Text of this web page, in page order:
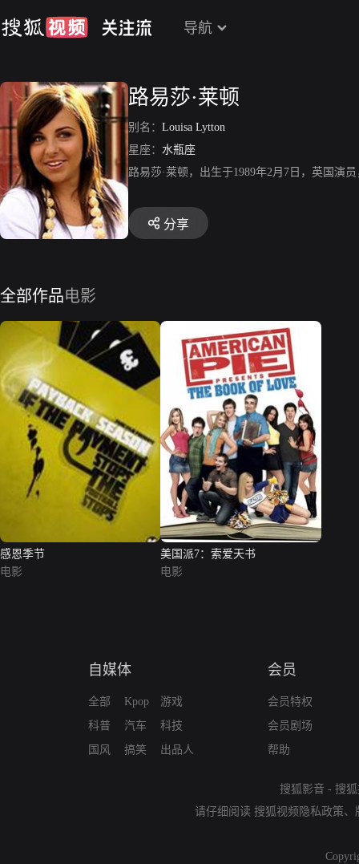
导航
路易莎·莱顿
别名： Louisa Lytton
星座： 水瓶座
路易莎·莱顿，出生于1989年2月7日，英国演
分享
全部作品电影
感恩季节
电影
美国派7：索爱天书
电影
自媒体
全部
科普
国风
Kpop
汽车
搞笑
游戏
科技
出品人
会员
会员特权
会员剧场
帮助
搜狐影音 - 搜
请仔细阅读 搜狐视频隐私政策、